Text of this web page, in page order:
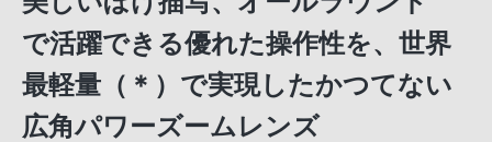
で活躍できる優れた操作性を、世界
最軽量（＊）で実現したかつてない
広角パワーズームレンズ